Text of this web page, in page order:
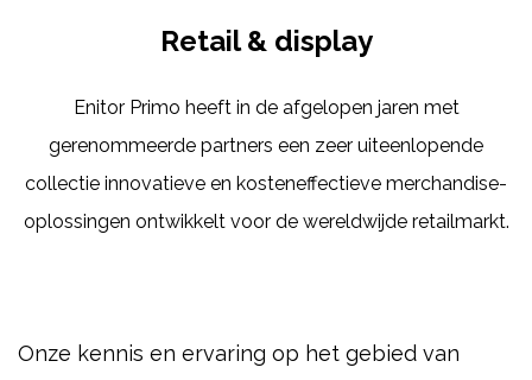
Retail & display
Enitor Primo heeft in de afgelopen jaren met
gerenommeerde partners een zeer uiteenlopende
collectie innovatieve en kosteneffectieve merchandise-
oplossingen ontwikkelt voor de wereldwijde retailmarkt.
Onze kennis en ervaring op het gebied van